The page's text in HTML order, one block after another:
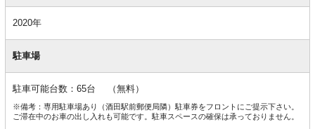
2020年
駐車場
駐車可能台数：65台 （無料）
※備考：専用駐車場あり（酒田駅前郵便局隣）駐車券をフロントにご提示下さい。
ご滞在中のお車の出し入れも可能です。駐車スペースの確保は承っておりません。